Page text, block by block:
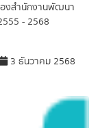
งสำนักงานพัฒนา
- 2568
3 ธันวาคม 2568